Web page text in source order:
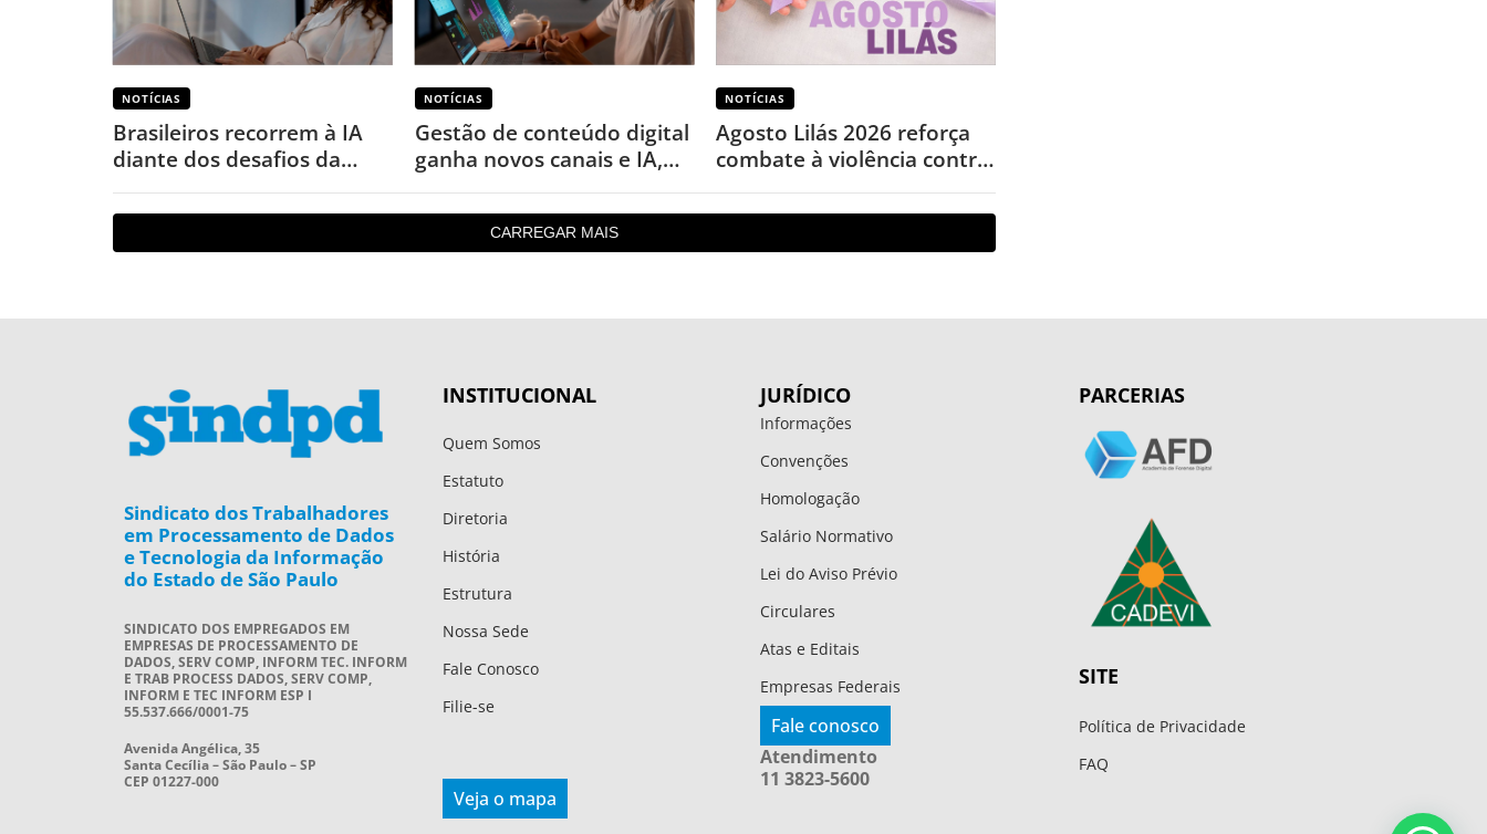
NOTÍCIAS
Brasileiros recorrem à IA
diante dos desafios da
saúde mental, revela
pesquisa
NOTÍCIAS
Gestão de conteúdo digital
ganha novos canais e IA,
aponta levantamento
NOTÍCIAS
Agosto Lilás 2026 reforça
combate à violência contra
a mulher nos 20 anos da
Lei Maria da Penha
CARREGAR MAIS
Sindicato dos Trabalhadores
em Processamento de Dados
e Tecnologia da Informação
do Estado de São Paulo
SINDICATO DOS EMPREGADOS EM
EMPRESAS DE PROCESSAMENTO DE
DADOS, SERV COMP, INFORM TEC. INFORM
E TRAB PROCESS DADOS, SERV COMP,
INFORM E TEC INFORM ESP I
55.537.666/0001-75
Avenida Angélica, 35
Santa Cecília – São Paulo – SP
CEP 01227-000
INSTITUCIONAL
Quem Somos
Estatuto
Diretoria
História
Estrutura
Nossa Sede
Fale Conosco
Filie-se
Veja o mapa
JURÍDICO
Informações
Convenções
Homologação
Salário Normativo
Lei do Aviso Prévio
Circulares
Atas e Editais
Empresas Federais
Fale conosco
Atendimento
11 3823-5600
PARCERIAS
SITE
Política de Privacidade
FAQ